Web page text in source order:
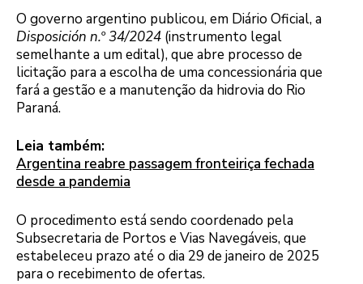
O governo argentino publicou, em Diário Oficial, a
Disposición n.º 34/2024 (instrumento legal
semelhante a um edital), que abre processo de
licitação para a escolha de uma concessionária que
fará a gestão e a manutenção da hidrovia do Rio
Paraná.
Leia também:
Argentina reabre passagem fronteiriça fechada
desde a pandemia
O procedimento está sendo coordenado pela
Subsecretaria de Portos e Vias Navegáveis, que
estabeleceu prazo até o dia 29 de janeiro de 2025
para o recebimento de ofertas.